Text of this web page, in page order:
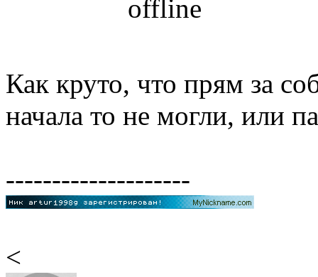
Как круто, что прям за
начала то не могли, или
--------------------
<